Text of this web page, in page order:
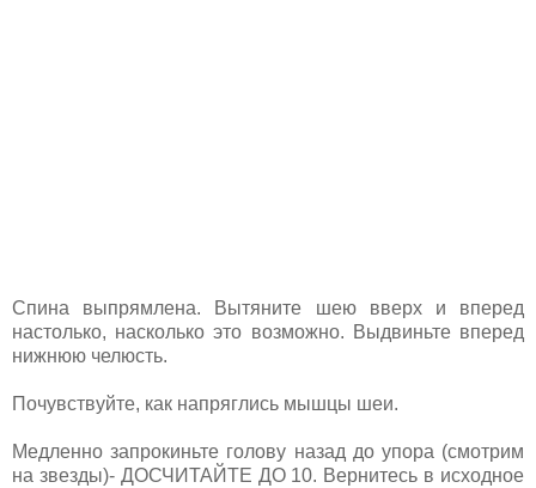
Спина выпрямлена. Вытяните шею вверх и вперед
настолько, насколько это возможно. Выдвиньте вперед
нижнюю челюсть.
Почувствуйте, как напряглись мышцы шеи.
Медленно запрокиньте голову назад до упора (смотрим
на звезды)- ДОСЧИТАЙТЕ ДО 10. Вернитесь в исходное